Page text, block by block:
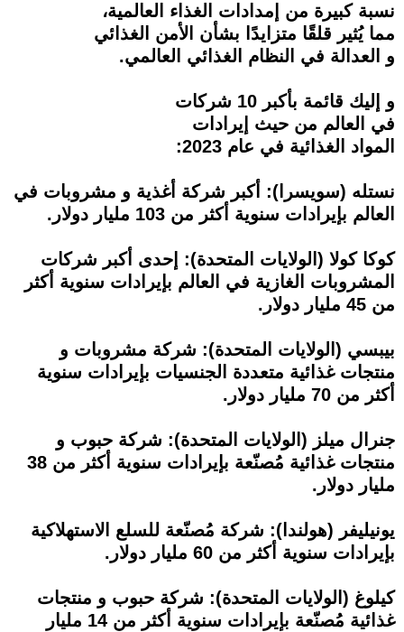
نسبة كبيرة من إمدادات الغذاء العالمية،
مما يُثير قلقًا متزايدًا بشأن الأمن الغذائي
و العدالة في النظام الغذائي العالمي.
و إليك قائمة بأكبر 10 شركات
في العالم من حيث إيرادات
المواد الغذائية في عام 2023:
نستله (سويسرا): أكبر شركة أغذية و مشروبات في
العالم بإيرادات سنوية أكثر من 103 مليار دولار.
كوكا كولا (الولايات المتحدة): إحدى أكبر شركات
المشروبات الغازية في العالم بإيرادات سنوية أكثر
من 45 مليار دولار.
بيبسي (الولايات المتحدة): شركة مشروبات و
منتجات غذائية متعددة الجنسيات بإيرادات سنوية
أكثر من 70 مليار دولار.
جنرال ميلز (الولايات المتحدة): شركة حبوب و
منتجات غذائية مُصنّعة بإيرادات سنوية أكثر من 38
مليار دولار.
يونيليفر (هولندا): شركة مُصنّعة للسلع الاستهلاكية
بإيرادات سنوية أكثر من 60 مليار دولار.
كيلوغ (الولايات المتحدة): شركة حبوب و منتجات
غذائية مُصنّعة بإيرادات سنوية أكثر من 14 مليار